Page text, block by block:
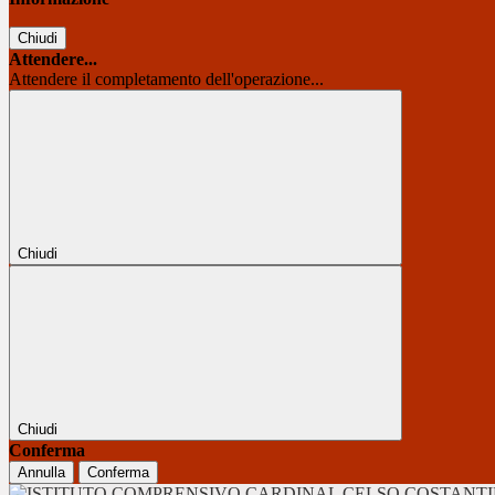
Chiudi
Attendere...
Attendere il completamento dell'operazione...
Chiudi
Chiudi
Conferma
Annulla Conferma